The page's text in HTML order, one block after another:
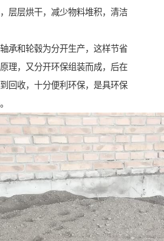
层层烘干，减少物料堆积，清洁
承和轮毂为分开生产，这样节省
理，又分开环保组装而成，后在
回收，十分便利环保，是具环保